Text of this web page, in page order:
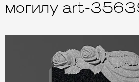
могилу art-